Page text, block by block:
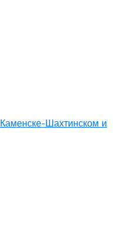
Шахтинском и